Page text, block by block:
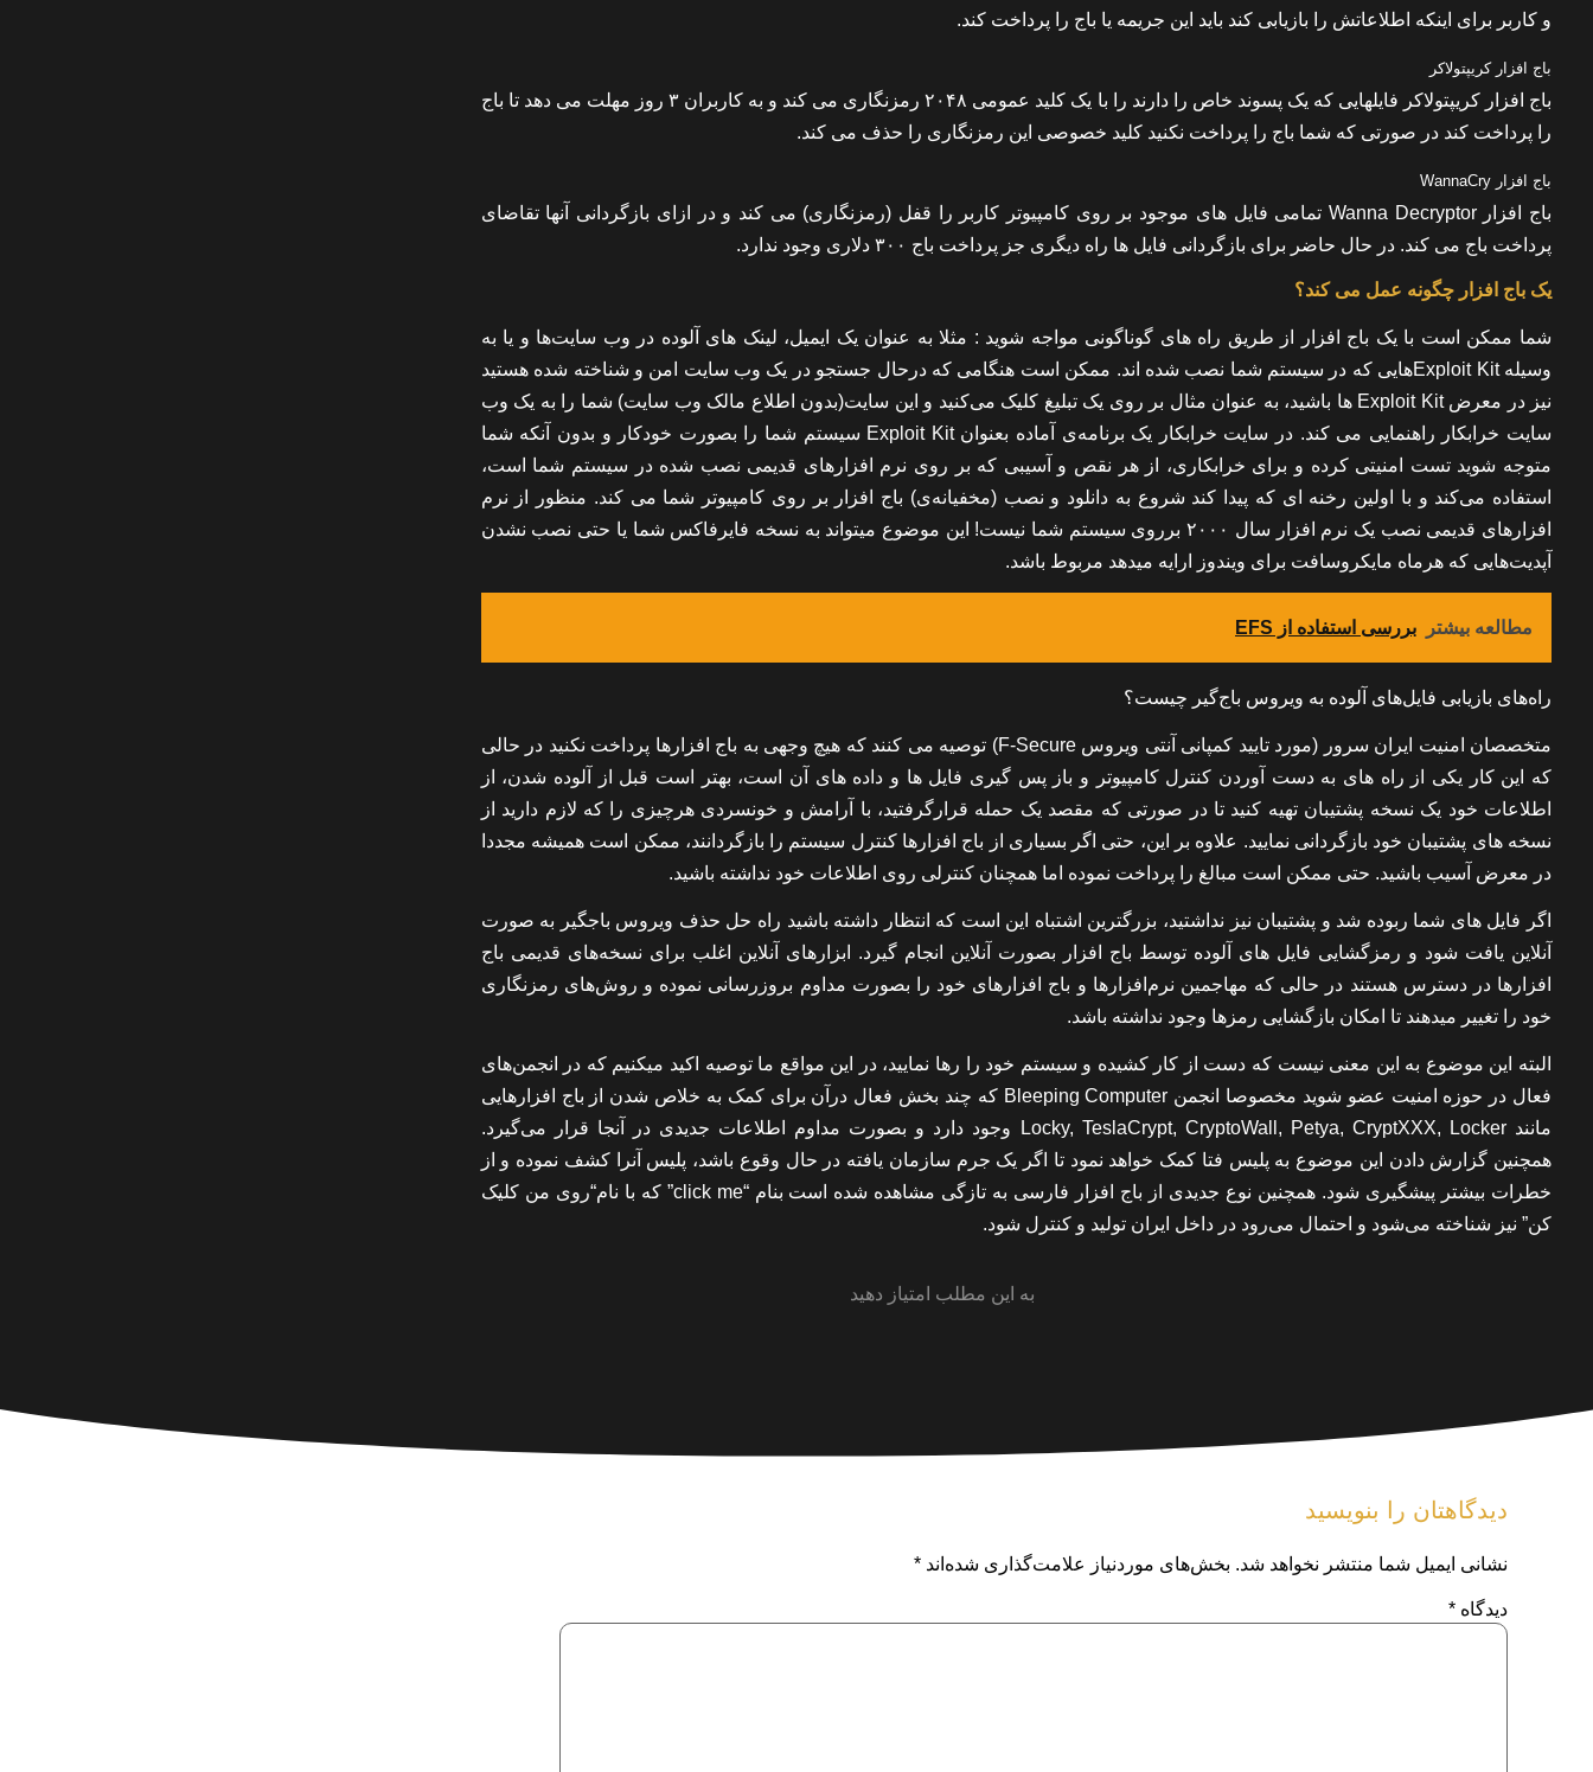
و کاربر برای اینکه اطلاعاتش را بازیابی کند باید این جریمه یا باج را پرداخت کند.
باج افزار کریپتولاکر
باج افزار کریپتولاکر فایلهایی که یک پسوند خاص را دارند را با یک کلید عمومی ۲۰۴۸ رمزنگاری می کند و به کاربران ۳ روز مهلت می دهد تا باج
را پرداخت کند در صورتی که شما باج را پرداخت نکنید کلید خصوصی این رمزنگاری را حذف می کند.
باج افزار WannaCry
باج افزار Wanna Decryptor تمامی فایل های موجود بر روی کامپیوتر کاربر را قفل (رمزنگاری) می کند و در ازای بازگردانی آنها تقاضای
پرداخت باج می کند. در حال حاضر برای بازگردانی فایل ها راه دیگری جز پرداخت باج ۳۰۰ دلاری وجود ندارد.
یک باج افزار چگونه عمل می کند؟
شما ممکن است با یک باج افزار از طریق راه های گوناگونی مواجه شوید : مثلا به عنوان یک ایمیل، لینک های آلوده در وب سایت‌ها و یا به
وسیله Exploit Kitهایی که در سیستم شما نصب شده اند. ممکن است هنگامی که درحال جستجو در یک وب سایت امن و شناخته شده هستید
نیز در معرض Exploit Kit ها باشید، به عنوان مثال بر روی یک تبلیغ کلیک می‌کنید و این سایت(بدون اطلاع مالک وب سایت) شما را به یک وب
سایت خرابکار راهنمایی می کند. در سایت خرابکار یک برنامه‌ی آماده بعنوان Exploit Kit سیستم شما را بصورت خودکار و بدون آنکه شما
متوجه شوید تست امنیتی کرده و برای خرابکاری، از هر نقص و آسیبی که بر روی نرم افزارهای قدیمی نصب شده در سیستم شما است،
استفاده می‌کند و با اولین رخنه ای که پیدا کند شروع به دانلود و نصب (مخفیانه‌ی) باج افزار بر روی کامپیوتر شما می کند. منظور از نرم
افزارهای قدیمی نصب یک نرم افزار سال ۲۰۰۰ برروی سیستم شما نیست! این موضوع میتواند به نسخه فایرفاکس شما یا حتی نصب نشدن
آپدیت‌هایی که هرماه مایکروسافت برای ویندوز ارایه میدهد مربوط باشد.
مطالعه بیشتر بررسی استفاده از EFS
راه‌های بازیابی فایل‌های آلوده به ویروس باج‌گیر چیست؟
متخصصان امنیت ایران سرور (مورد تایید کمپانی آنتی ویروس F-Secure) توصیه می کنند که هیچ وجهی به باج افزارها پرداخت نکنید در حالی
که این کار یکی از راه های به دست آوردن کنترل کامپیوتر و باز پس گیری فایل ها و داده های آن است، بهتر است قبل از آلوده شدن، از
اطلاعات خود یک نسخه پشتیبان تهیه کنید تا در صورتی که مقصد یک حمله قرارگرفتید، با آرامش و خونسردی هرچیزی را که لازم دارید از
نسخه های پشتیبان خود بازگردانی نمایید. علاوه بر این، حتی اگر بسیاری از باج افزارها کنترل سیستم را بازگردانند، ممکن است همیشه مجددا
در معرض آسیب باشید. حتی ممکن است مبالغ را پرداخت نموده اما همچنان کنترلی روی اطلاعات خود نداشته باشید.
اگر فایل های شما ربوده شد و پشتیبان نیز نداشتید، بزرگترین اشتباه این است که انتظار داشته باشید راه حل حذف ویروس باجگیر به صورت
آنلاین یافت شود و رمزگشایی فایل های آلوده توسط باج افزار بصورت آنلاین انجام گیرد. ابزارهای آنلاین اغلب برای نسخه‌های قدیمی باج
افزارها در دسترس هستند در حالی که مهاجمین نرم‌افزارها و باج افزارهای خود را بصورت مداوم بروزرسانی نموده و روش‌های رمزنگاری
خود را تغییر میدهند تا امکان بازگشایی رمزها وجود نداشته باشد.
البته این موضوع به این معنی نیست که دست از کار کشیده و سیستم خود را رها نمایید، در این مواقع ما توصیه اکید میکنیم که در انجمن‌های
فعال در حوزه امنیت عضو شوید مخصوصا انجمن Bleeping Computer که چند بخش فعال درآن برای کمک به خلاص شدن از باج افزارهایی
مانند Locky, TeslaCrypt, CryptoWall, Petya, CryptXXX, Locker وجود دارد و بصورت مداوم اطلاعات جدیدی در آنجا قرار می‌گیرد.
همچنین گزارش دادن این موضوع به پلیس فتا کمک خواهد نمود تا اگر یک جرم سازمان یافته در حال وقوع باشد، پلیس آنرا کشف نموده و از
خطرات بیشتر پیشگیری شود. همچنین نوع جدیدی از باج افزار فارسی به تازگی مشاهده شده است بنام “click me” که با نام“روی من کلیک
کن” نیز شناخته می‌شود و احتمال می‌رود در داخل ایران تولید و کنترل شود.
به این مطلب امتیاز دهید
دیدگاهتان را بنویسید
نشانی ایمیل شما منتشر نخواهد شد. بخش‌های موردنیاز علامت‌گذاری شده‌اند *
دیدگاه *